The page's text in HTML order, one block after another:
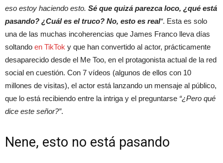
eso estoy haciendo esto. Sé que quizá parezca loco, ¿qué está
pasando? ¿Cuál es el truco? No, esto es real“. Esta es solo
una de las muchas incoherencias que James Franco lleva días
soltando en TikTok y que han convertido al actor, prácticamente
desaparecido desde el Me Too, en el protagonista actual de la red
social en cuestión. Con 7 vídeos (algunos de ellos con 10
millones de visitas), el actor está lanzando un mensaje al público,
que lo está recibiendo entre la intriga y el preguntarse “¿Pero qué
dice este señor?”.
Nene, esto no está pasando